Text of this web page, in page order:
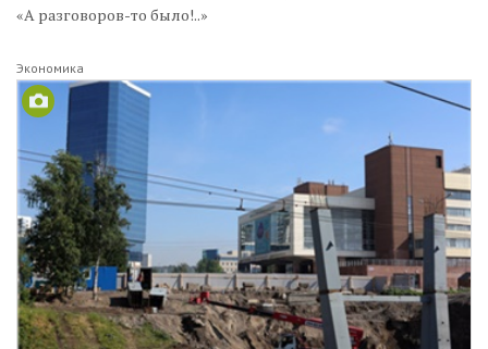
«А разговоров-то было!..»
Экономика